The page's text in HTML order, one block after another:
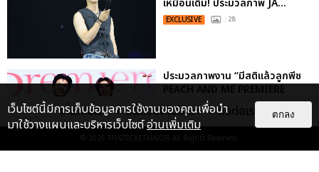
EXCLUSIVE : 28
ประมวลภาพงาน “มีสติแล้วลูกพีช
PEACH AND ME PREMIERE
NIGHT” ปอนด์-ภูวินทร์ คลั่งรัก
หวา...
EXCLUSIVE
เกี่ยวกับเรา ติดต่อลงโฆษณา ติดต่อเรา
© 2026 THAITICKETMAJOR All Rights Reserved.
เว็บไซต์นี้มีการเก็บข้อมูลการใช้งานของคุณเพื่อนำ
มาใช้วางแผนและบริหารเว็บไซต์อ่านเพิ่มเติม
ตกลง